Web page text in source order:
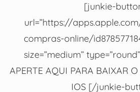
[junkie-
url=”https://
compras-online/
size=”medium”
APERTE AQUI PARA BAIXAR
IOS [/junkie-